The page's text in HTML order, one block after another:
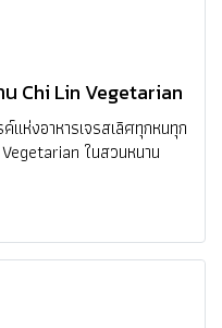
Chi Lin Vegetarian
แห่งอาหารเจรสเลิศทุกหนทุก
ในสวนหนาน